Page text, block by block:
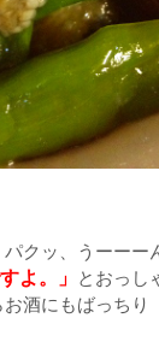
クッ、うーーー
よ。」 とおっし
酒にもばっちり